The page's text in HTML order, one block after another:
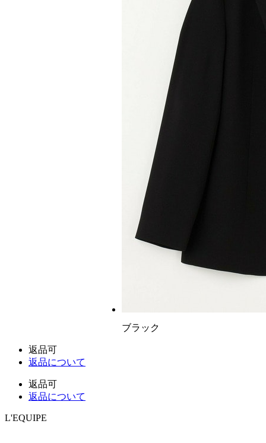
ブラック
返品可
返品について
返品可
返品について
L'EQUIPE